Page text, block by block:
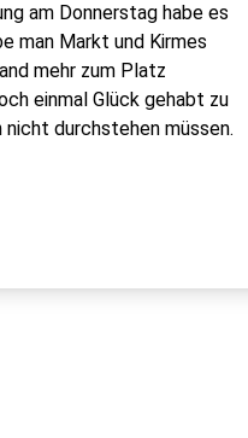
am Donnerstag habe es
man Markt und Kirmes
mehr zum Platz
einmal Glück gehabt zu
durchstehen müssen.